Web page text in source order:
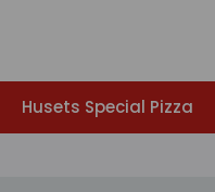
Husets Special Pizza